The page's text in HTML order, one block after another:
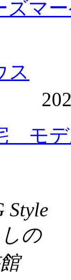
ズマ
モ